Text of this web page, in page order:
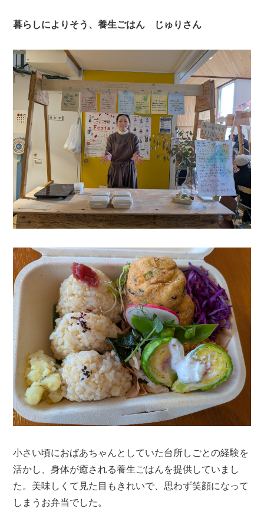
暮らしによりそう、養生ごはん じゅりさん
小さい頃におばあちゃんとしていた台所しごとの経験を
活かし、身体が癒される養生ごはんを提供していまし
た。美味しくて見た目もきれいで、思わず笑顔になって
しまうお弁当でした。